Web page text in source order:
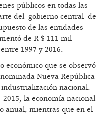
públicos en todas las
del gobierno central de
de las entidades
de R $ 111 mil
1997 y 2016.
económico que se observó
Nueva República
nacional.
la economía nacional
anual, mientras que en el